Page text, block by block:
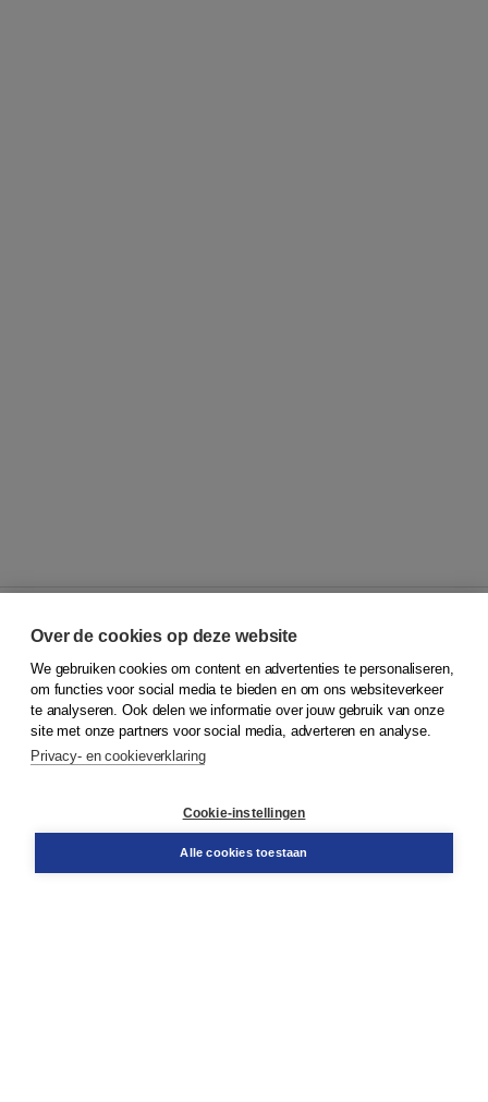
© 2026Koninklijke Boom uitgevers
Klantenservice
Service & informatie
Contact
Over de cookies op deze website
We gebruiken cookies om content en advertenties te personaliseren,
om functies voor social media te bieden en om ons websiteverkeer
te analyseren. Ook delen we informatie over jouw gebruik van onze
site met onze partners voor social media, adverteren en analyse.
Privacy- en cookieverklaring
Cookie-instellingen
Alle cookies toestaan